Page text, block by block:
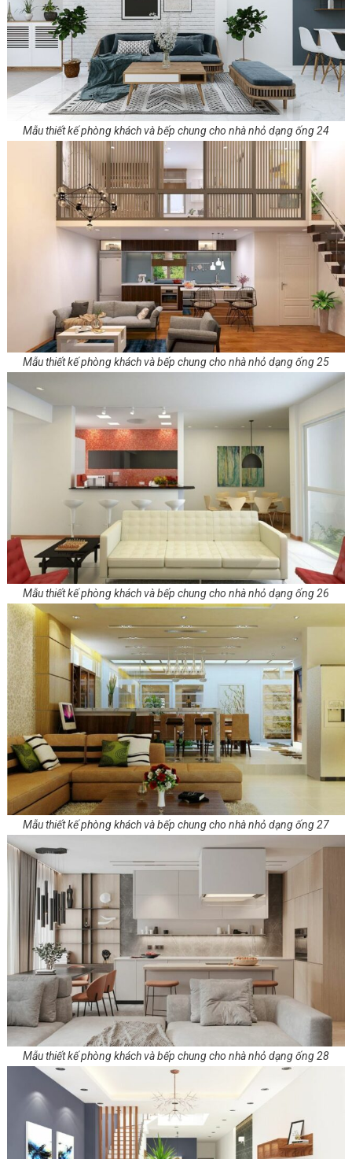
Mẫu thiết kế phòng khách và bếp chung cho nhà nhỏ dạng ống 24
Mẫu thiết kế phòng khách và bếp chung cho nhà nhỏ dạng ống 25
Mẫu thiết kế phòng khách và bếp chung cho nhà nhỏ dạng ống 26
Mẫu thiết kế phòng khách và bếp chung cho nhà nhỏ dạng ống 27
Mẫu thiết kế phòng khách và bếp chung cho nhà nhỏ dạng ống 28